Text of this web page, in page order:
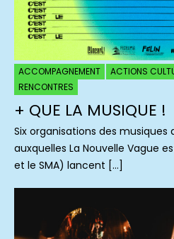
ACCOMPAGNEMENT ACTIONS
RENCONTRES
+ QUE LA MUSIQUE !
Six organisations des
auxquelles La Nouvelle Vague
et le SMA) lancent […]